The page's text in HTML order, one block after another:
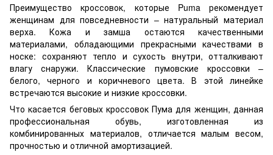
Преимущество кроссовок, которые Puma рекомендует
женщинам для повседневности – натуральный материал
верха. Кожа и замша остаются качественными
материалами, обладающими прекрасными качествами в
носке: сохраняют тепло и сухость внутри, отталкивают
влагу снаружи. Классические пумовские кроссовки –
белого, черного и коричневого цвета. В этой линейке
встречаются высокие и низкие кроссовки.
Что касается беговых кроссовок Пума для женщин, данная
профессиональная обувь, изготовленная из
комбинированных материалов, отличается малым весом,
прочностью и отличной амортизацией.